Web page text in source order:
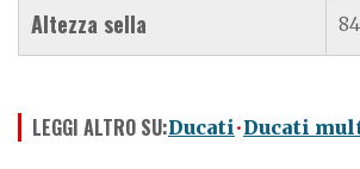
Altezza sella
LEGGI ALTRO SU:Ducati Ducati